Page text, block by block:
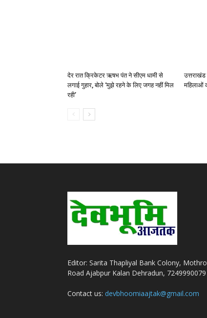
देर रात क्रिकेटर ऋषभ पंत ने सीएम धामी से
लगाई गुहार, बोले ‘मुझे रहने के लिए जगह नहीं मिल
रही’
महिलाओं
Editor: Sarita Thapliyal Bank Colony,
Road Ajabpur Kalan Dehradun, 7249990079
Contact us: devbhoomiaajtak@gmail.com